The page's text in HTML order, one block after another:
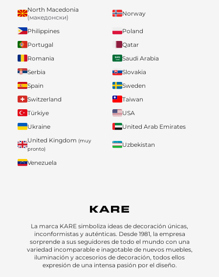
North Macedonia
(македонски)
Norway
Philippines
Poland
Portugal
Qatar
Romania
Saudi Arabia
Serbia
Slovakia
Spain
Sweden
Switzerland
Taiwan
Türkiye
USA
Ukraine
United Arab Emirates
United Kingdom (muy
pronto)
Uzbekistan
Venezuela
La marca KARE simboliza ideas de decoración únicas,
inconformistas y auténticas. Desde 1981, la empresa
sorprende a sus seguidores de todo el mundo con una
variedad incomparable e inagotable de nuevos muebles,
iluminación y accesorios de decoración, todos ellos
expresión de una intensa pasión por el diseño.